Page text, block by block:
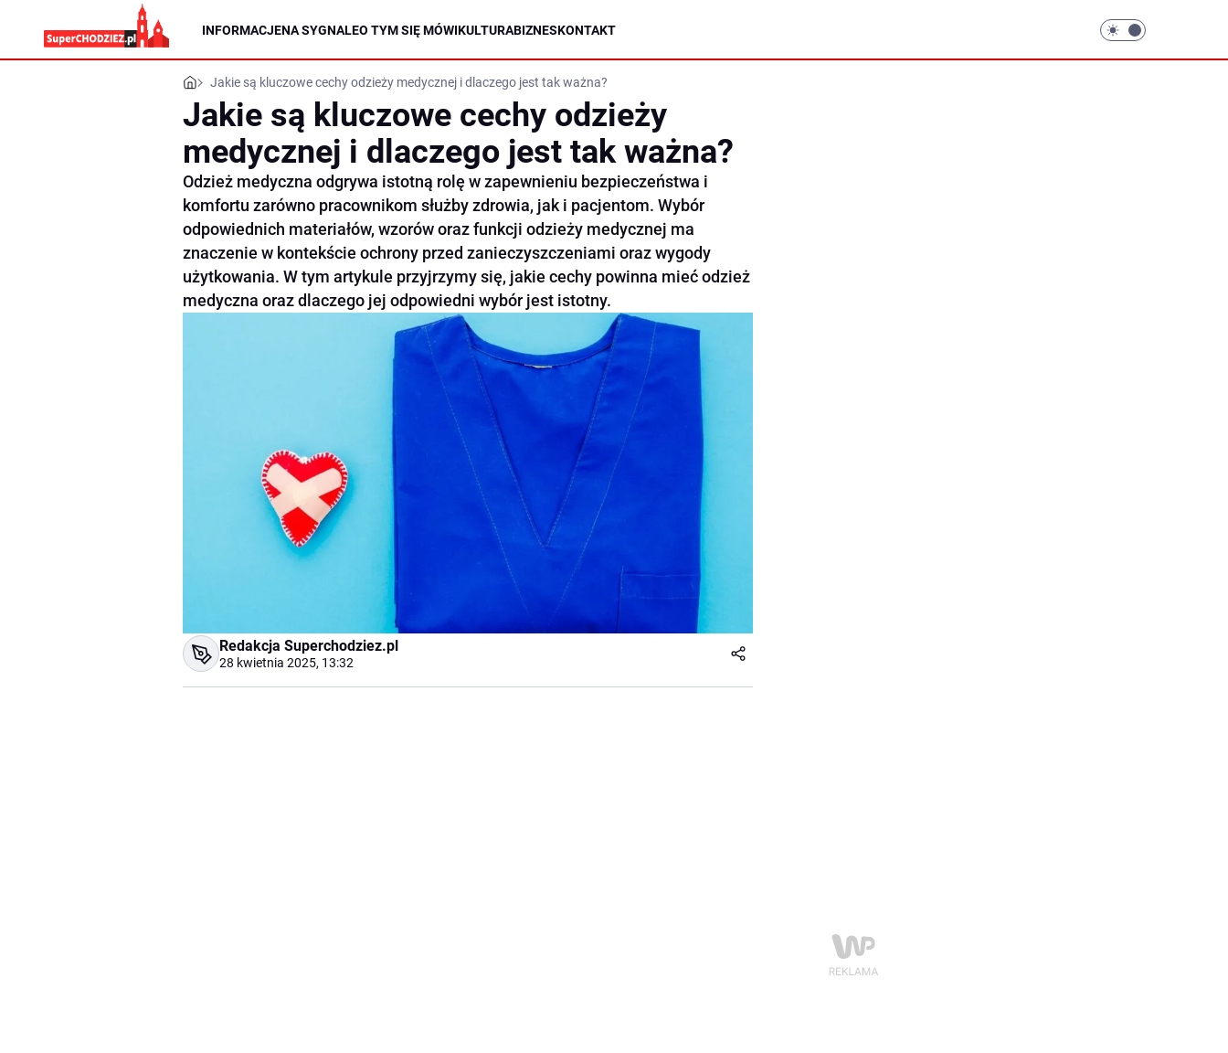
INFORMACJENA SYGNALEO TYM SIĘ MÓWIKULTURABIZNESKONTAKT
Jakie są kluczowe cechy odzieży medycznej i dlaczego jest tak ważna?
Jakie są kluczowe cechy odzieży
medycznej i dlaczego jest tak ważna?
Odzież medyczna odgrywa istotną rolę w zapewnieniu bezpieczeństwa i
komfortu zarówno pracownikom służby zdrowia, jak i pacjentom. Wybór
odpowiednich materiałów, wzorów oraz funkcji odzieży medycznej ma
znaczenie w kontekście ochrony przed zanieczyszczeniami oraz wygody
użytkowania. W tym artykule przyjrzymy się, jakie cechy powinna mieć odzież
medyczna oraz dlaczego jej odpowiedni wybór jest istotny.
Redakcja Superchodziez.pl
28 kwietnia 2025, 13:32